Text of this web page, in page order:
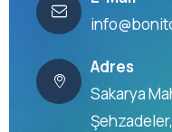
Adres
Sakarya